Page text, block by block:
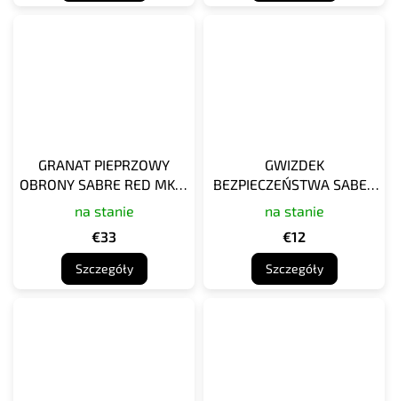
GRANAT PIEPRZOWY
OBRONY SABRE RED MK-3
AEROZOL GRENADE 2.0 OZ
na stanie
€33
Szczegóły
GWIZDEK
BEZPIECZEŃSTWA SABER
Z BRELOKEM, ŁAŃCUCHEM
DO KLUCZY I
KARABIŃCZYKIEM, CZARNY
na stanie
€12
Szczegóły